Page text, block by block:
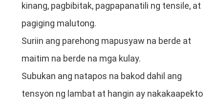
kinang, pagbibitak, pagpapanatili ng tensile, at
pagiging malutong.
Suriin ang parehong mapusyaw na berde at
maitim na berde na mga kulay.
Subukan ang natapos na bakod dahil ang
tensyon ng lambat at hangin ay nakakaapekto